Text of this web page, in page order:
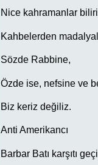
Nice kahramanlar
Kahbelerden
Sözde Rabbine,
Özde ise, nefsine ve
Biz keriz değiliz.
Anti Amerikancı
Barbar Batı karşıtı